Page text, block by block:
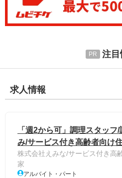
注目
求人情報
「週2から可」調理スタッ
み/サービス付き高齢者向け
株式会社えみな/サービス付き高
家
アルバイト・パート